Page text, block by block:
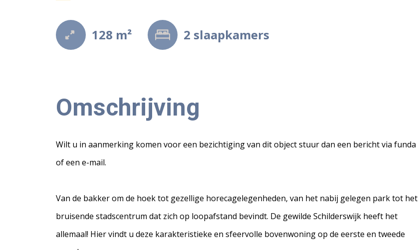
128 m² 2 slaapkamers
Omschrijving
Wilt u in aanmerking komen voor een bezichtiging van dit object stuur dan een bericht via funda
of een e-mail.
Van de bakker om de hoek tot gezellige horecagelegenheden, van het nabij gelegen park tot het
bruisende stadscentrum dat zich op loopafstand bevindt. De gewilde Schilderswijk heeft het
allemaal! Hier vindt u deze karakteristieke en sfeervolle bovenwoning op de eerste en tweede